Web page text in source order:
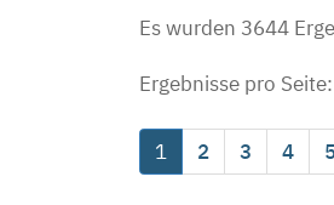
Es wurden 3644
Ergebnisse pro Seite:
1 2 3 4